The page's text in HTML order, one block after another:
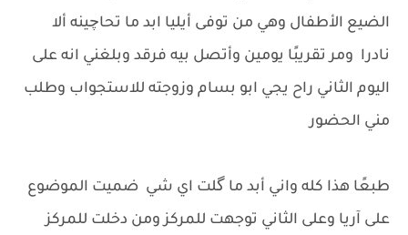
الضيع الأطفال وهي من توفى أيليا ابد ما تحاچينه ألا
نادرا ومر تقريبًا يومين وأتصل بيه فرقد وبلغني انه على
اليوم الثاني راح يجي ابو بسام وزوجته للاستجواب وطلب
مني الحضور
طبعًا هذا كله واني أبد ما گلت اي شي ضميت الموضوع
على آريا وعلى الثاني توجهت للمركز ومن دخلت للمركز